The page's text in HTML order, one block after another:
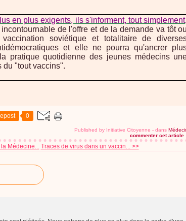
en plus exigents, ils s'informent, tout simplement.
de l'offre et de la demande va tôt ou
soviétique et totalitaire de
et elle ne pourra qu'ancrer
pratique quotidienne des jeunes médecins
du "tout vaccins".
0
Published by Initiative Citoyenne - dans
commenter cet article
Médecine... Traces de virus dans un vaccin... >>